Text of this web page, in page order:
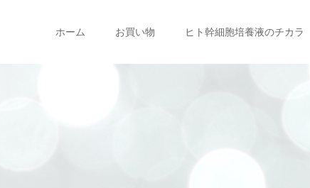
ホーム お買い物 ヒト幹細胞培養液のチカラ